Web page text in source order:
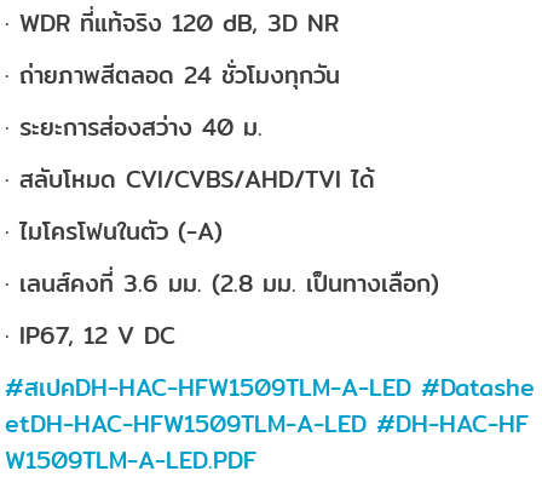
· WDR ที่แท้จริง 120 dB, 3D NR
· ถ่ายภาพสีตลอด 24 ชั่วโมงทุกวัน
· ระยะการส่องสว่าง 40 ม.
· สลับโหมด CVI/CVBS/AHD/TVI ได้
· ไมโครโฟนในตัว (-A)
· เลนส์คงที่ 3.6 มม. (2.8 มม. เป็นทางเลือก)
· IP67, 12 V DC
#สเปคDH-HAC-HFW1509TLM-A-LED #Datashe
etDH-HAC-HFW1509TLM-A-LED #DH-HAC-HF
W1509TLM-A-LED.PDF